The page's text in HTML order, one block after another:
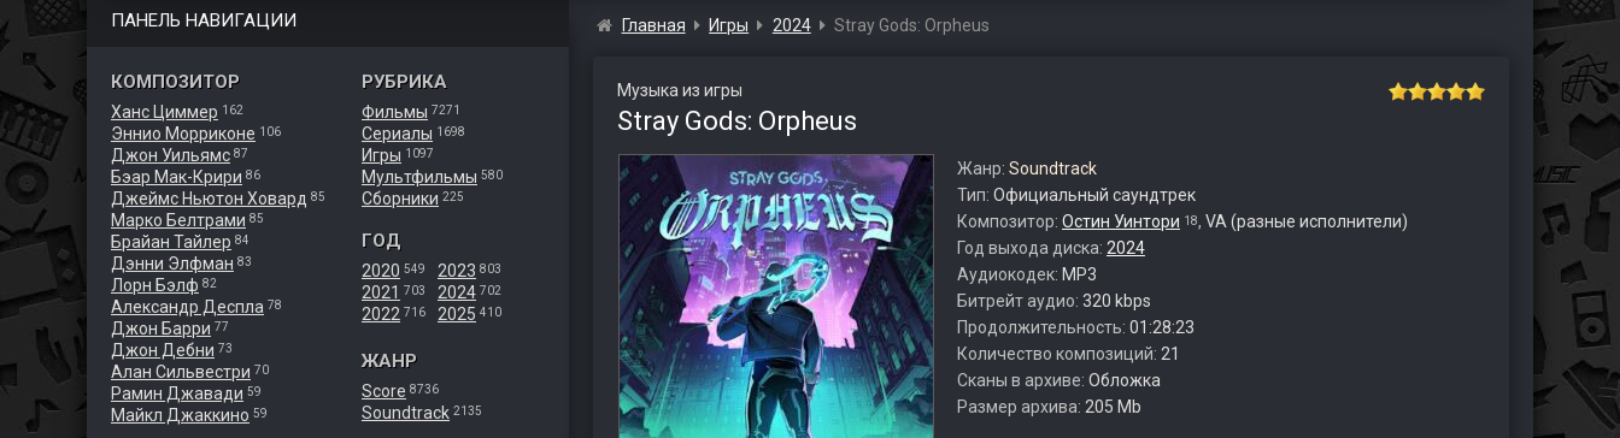
ПАНЕЛЬ НАВИГАЦИИ
КОМПОЗИТОР
Ханс Циммер 162
Эннио Морриконе 106
Джон Уильямс 87
Бэар Мак-Крири 86
Джеймс Ньютон Ховард 85
Марко Белтрами 85
Брайан Тайлер 84
Дэнни Элфман 83
Лорн Бэлф 82
Александр Деспла 78
Джон Барри 77
Джон Дебни 73
Алан Сильвестри 70
Рамин Джавади 59
Майкл Джаккино 59
РУБРИКА
Фильмы 7271
Сериалы 1698
Игры 1097
Мультфильмы 580
Сборники 225
ГОД
2020 549
2021 703
2022 716
2023 803
2024 702
2025 410
ЖАНР
Score 8736
Soundtrack 2135
Главная Игры 2024 Stray Gods: Orpheus
Музыка из игры
Stray Gods: Orpheus
Жанр: Soundtrack
Тип: Официальный саундтрек
Композитор: Остин Уинтори 18, VA (разные исполнители)
Год выхода диска: 2024
Аудиокодек: MP3
Битрейт аудио: 320 kbps
Продолжительность: 01:28:23
Количество композиций: 21
Сканы в архиве: Обложка
Размер архива: 205 Mb